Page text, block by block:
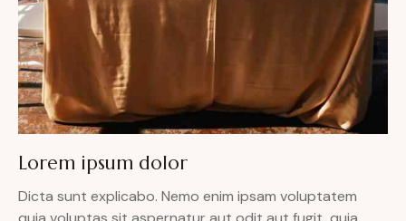
Lorem ipsum dolor
Dicta sunt explicabo. Nemo enim ipsam voluptatem